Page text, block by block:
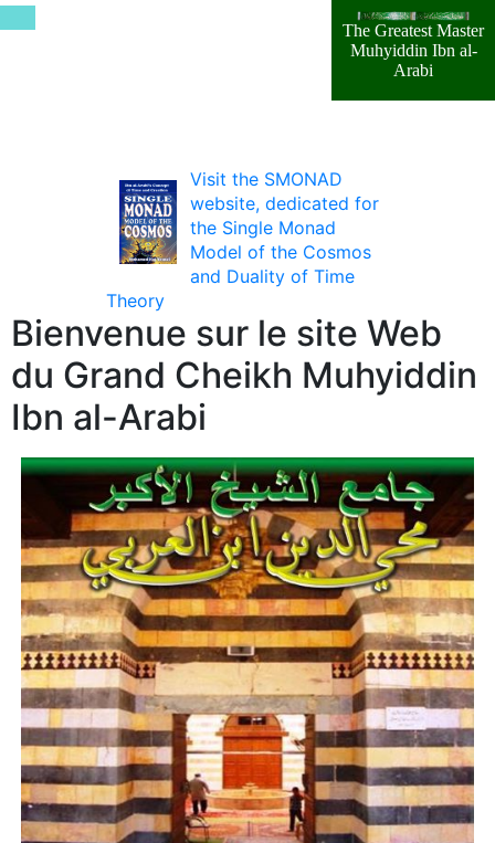
The Greatest Master
Muhyiddin Ibn al-
Arabi
Visit the SMONAD
website, dedicated for
the Single Monad
Model of the Cosmos
and Duality of Time
Theory
Bienvenue sur le site Web
du Grand Cheikh Muhyiddin
Ibn al-Arabi